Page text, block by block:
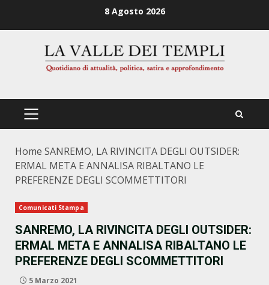
8 Agosto 2026
PRIMÄRES
Home SANREMO, LA RIVINCITA DEGLI OUTSIDER:
ERMAL META E ANNALISA RIBALTANO LE
PREFERENZE DEGLI SCOMMETTITORI
Comunicati Stampa
SANREMO, LA RIVINCITA DEGLI OUTSIDER:
ERMAL META E ANNALISA RIBALTANO LE
PREFERENZE DEGLI SCOMMETTITORI
5 Marzo 2021